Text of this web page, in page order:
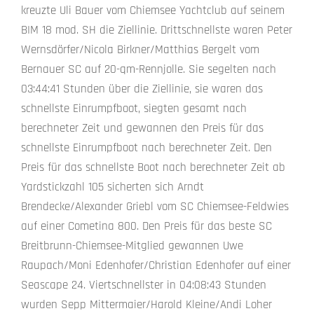
kreuzte Uli Bauer vom Chiemsee Yachtclub auf seinem
BIM 18 mod. SH die Ziellinie. Drittschnellste waren Peter
Wernsdörfer/Nicola Birkner/Matthias Bergelt vom
Bernauer SC auf 20-qm-Rennjolle. Sie segelten nach
03:44:41 Stunden über die Ziellinie, sie waren das
schnellste Einrumpfboot, siegten gesamt nach
berechneter Zeit und gewannen den Preis für das
schnellste Einrumpfboot nach berechneter Zeit. Den
Preis für das schnellste Boot nach berechneter Zeit ab
Yardstickzahl 105 sicherten sich Arndt
Brendecke/Alexander Griebl vom SC Chiemsee-Feldwies
auf einer Cometina 800. Den Preis für das beste SC
Breitbrunn-Chiemsee-Mitglied gewannen Uwe
Raupach/Moni Edenhofer/Christian Edenhofer auf einer
Seascape 24. Viertschnellster in 04:08:43 Stunden
wurden Sepp Mittermaier/Harold Kleine/Andi Loher